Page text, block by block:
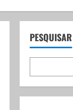
PESQUISAR